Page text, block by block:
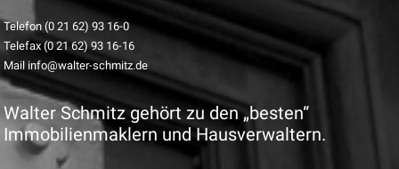
Telefon (0 21 62) 93 16-0
Telefax (0 21 62) 93 16-16
Mail info@walter-schmitz.de
Walter Schmitz gehört zu den „besten“
Immobilienmaklern und Hausverwaltern.